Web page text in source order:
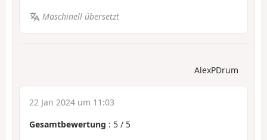
Maschinell übersetzt
AlexPDrum
22 Jan 2024 um 11:03
Gesamtbewertung : 5 / 5